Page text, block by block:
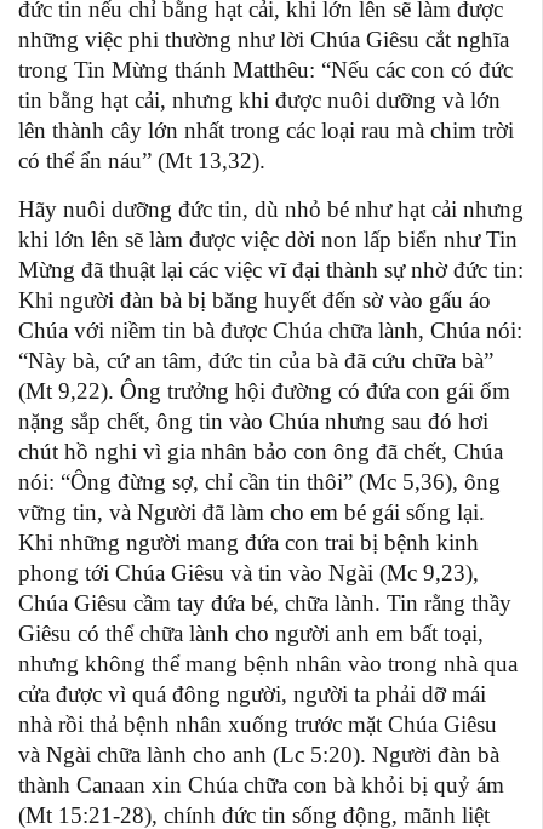
đức tin nếu chỉ bằng hạt cải, khi lớn lên sẽ làm được
những việc phi thường như lời Chúa Giêsu cắt nghĩa
trong Tin Mừng thánh Matthêu: “Nếu các con có đức
tin bằng hạt cải, nhưng khi được nuôi dưỡng và lớn
lên thành cây lớn nhất trong các loại rau mà chim trời
có thể ẩn náu” (Mt 13,32).
Hãy nuôi dưỡng đức tin, dù nhỏ bé như hạt cải nhưng
khi lớn lên sẽ làm được việc dời non lấp biển như Tin
Mừng đã thuật lại các việc vĩ đại thành sự nhờ đức tin:
Khi người đàn bà bị băng huyết đến sờ vào gấu áo
Chúa với niềm tin bà được Chúa chữa lành, Chúa nói:
“Này bà, cứ an tâm, đức tin của bà đã cứu chữa bà”
(Mt 9,22). Ông trưởng hội đường có đứa con gái ốm
nặng sắp chết, ông tin vào Chúa nhưng sau đó hơi
chút hồ nghi vì gia nhân bảo con ông đã chết, Chúa
nói: “Ông đừng sợ, chỉ cần tin thôi” (Mc 5,36), ông
vững tin, và Người đã làm cho em bé gái sống lại.
Khi những người mang đứa con trai bị bệnh kinh
phong tới Chúa Giêsu và tin vào Ngài (Mc 9,23),
Chúa Giêsu cầm tay đứa bé, chữa lành. Tin rằng thầy
Giêsu có thể chữa lành cho người anh em bất toại,
nhưng không thể mang bệnh nhân vào trong nhà qua
cửa được vì quá đông người, người ta phải dỡ mái
nhà rồi thả bệnh nhân xuống trước mặt Chúa Giêsu
và Ngài chữa lành cho anh (Lc 5:20). Người đàn bà
thành Canaan xin Chúa chữa con bà khỏi bị quỷ ám
(Mt 15:21-28), chính đức tin sống động, mãnh liệt